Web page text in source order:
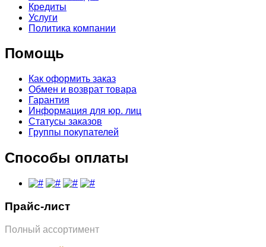
Кредиты
Услуги
Политика компании
Помощь
Как оформить заказ
Обмен и возврат товара
Гарантия
Информация для юр. лиц
Статусы заказов
Группы покупателей
Способы оплаты
Прайс-лист
Полный ассортимент